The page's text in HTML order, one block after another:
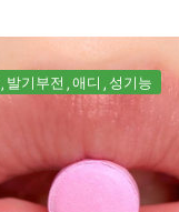
발기부전 애디 성기능